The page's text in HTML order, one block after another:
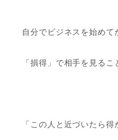
自分でビジネスを始めて
「損得」で相手を見るこ
「この人と近づいたら得